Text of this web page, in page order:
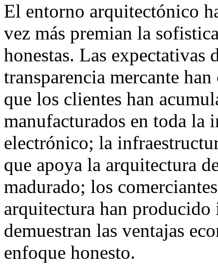
El entorno arquitectónico
vez más premian la
honestas. Las expectativas
transparencia mercante
que los clientes han
manufacturados en toda la
electrónico; la
que apoya la arquitectura
madurado; los
arquitectura han
demuestran las ventajas
enfoque honesto.